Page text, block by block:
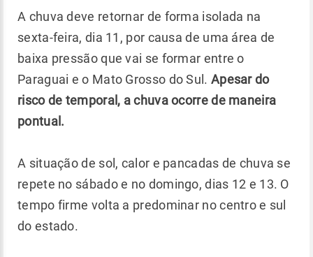
A chuva deve retornar de forma isolada na
sexta-feira, dia 11, por causa de uma área de
baixa pressão que vai se formar entre o
Paraguai e o Mato Grosso do Sul. Apesar do
risco de temporal, a chuva ocorre de maneira
pontual.
A situação de sol, calor e pancadas de chuva se
repete no sábado e no domingo, dias 12 e 13. O
tempo firme volta a predominar no centro e sul
do estado.